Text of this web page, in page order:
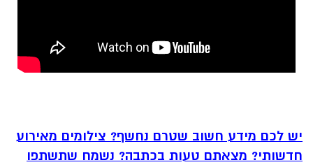
יש לכם מידע חשוב שטרם נחשף? צילומים מאירוע
חדשותי? מצאתם טעות בכתבה? נשמח שתשתפו